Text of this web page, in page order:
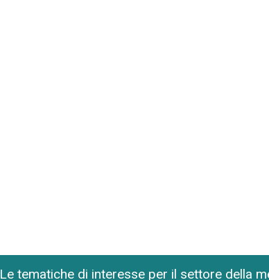
Le tematiche di interesse per il settore della